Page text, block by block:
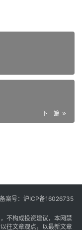
下一篇
号： 沪ICP备16026735
不构成投资建议，本网禁
往文章观点，以最新文章